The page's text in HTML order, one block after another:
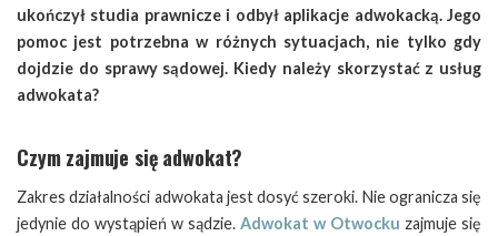
ukończył studia prawnicze i odbył aplikacje adwokacką. Jego
pomoc jest potrzebna w różnych sytuacjach, nie tylko gdy
dojdzie do sprawy sądowej. Kiedy należy skorzystać z usług
adwokata?
Czym zajmuje się adwokat?
Zakres działalności adwokata jest dosyć szeroki. Nie ogranicza się
jedynie do wystąpień w sądzie. Adwokat w Otwocku zajmuje się